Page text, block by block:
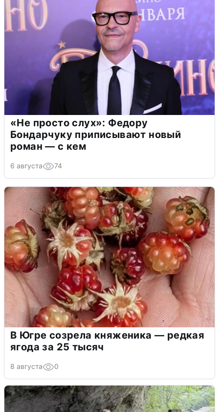
«Не просто слух»: Федору
Бондарчуку приписывают новый
роман — с кем
6 августа 74
В Югре созрела княженика — редкая
ягода за 25 тысяч
8 августа 0